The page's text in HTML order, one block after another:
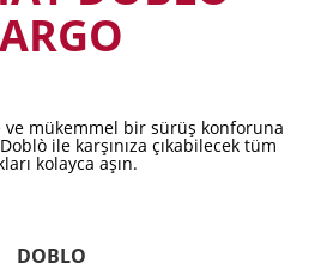
ve mükemmel bir sürüş konforuna
ile karşınıza çıkabilecek tüm
kolayca aşın.
DOBLO